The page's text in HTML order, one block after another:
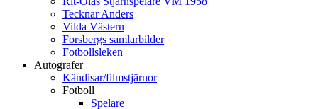
Tecknar Anders
Vilda Västern
Forsbergs samlarbilder
Fotbollsleken
Autografer
Kändisar/filmstjärnor
Fotboll
Spelare